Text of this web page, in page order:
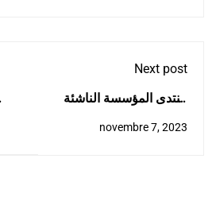
Next post
منتدى المؤسسة الناشئة
novembre 7, 2023